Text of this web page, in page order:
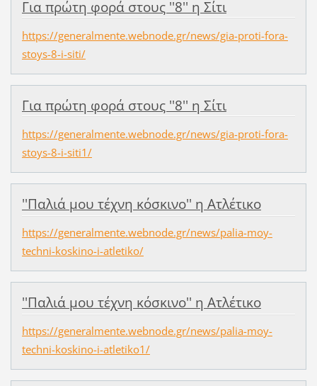
Για πρώτη φορά στους ''8'' η Σίτι
https://generalmente.webnode.gr/news/gia-proti-fora-
stoys-8-i-siti/
Για πρώτη φορά στους ''8'' η Σίτι
https://generalmente.webnode.gr/news/gia-proti-fora-
stoys-8-i-siti1/
''Παλιά μου τέχνη κόσκινο'' η Ατλέτικο
https://generalmente.webnode.gr/news/palia-moy-
techni-koskino-i-atletiko/
''Παλιά μου τέχνη κόσκινο'' η Ατλέτικο
https://generalmente.webnode.gr/news/palia-moy-
techni-koskino-i-atletiko1/